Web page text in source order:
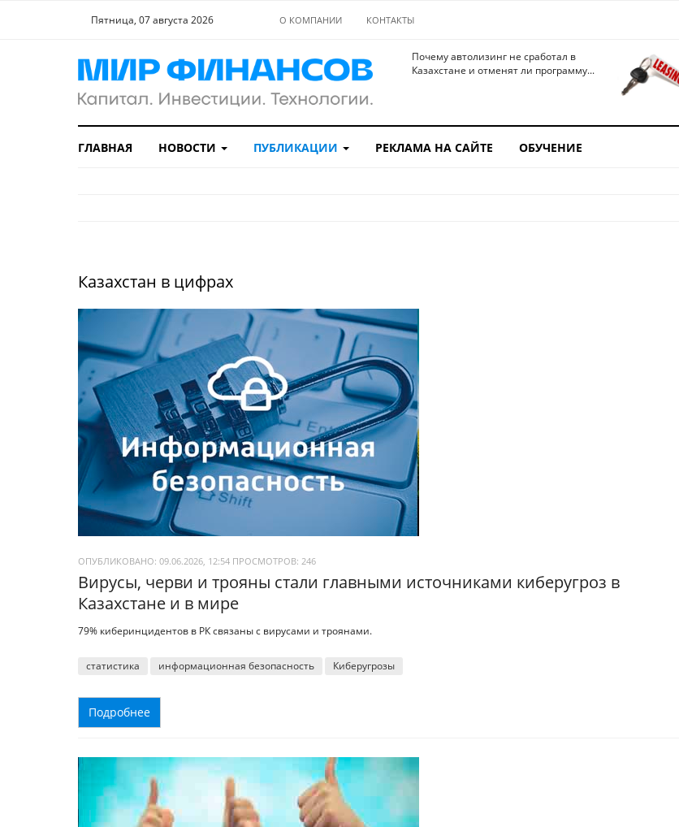
Пятница, 07 августа 2026 О КОМПАНИИ КОНТАКТЫ
Почему автолизинг не сработал в
Казахстане и отменят ли программу...
ГЛАВНАЯ НОВОСТИ ПУБЛИКАЦИИ РЕКЛАМА НА САЙТЕ ОБУЧЕНИЕ
Казахстан в цифрах
ОПУБЛИКОВАНО: 09.06.2026, 12:54 ПРОСМОТРОВ: 246
Вирусы, черви и трояны стали главными источниками киберугроз в
Казахстане и в мире
79% киберинцидентов в РК связаны с вирусами и троянами.
статистика информационная безопасность Киберугрозы
Подробнее